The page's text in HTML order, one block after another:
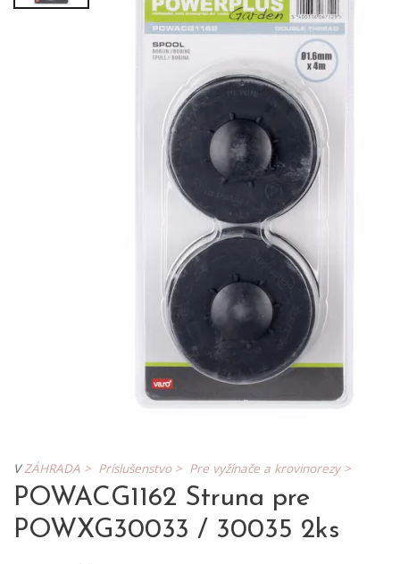
VZÁHRADA > Príslušenstvo > Pre vyžínače a krovinorezy >
POWACG1162 Struna pre
POWXG30033 / 30035 2ks